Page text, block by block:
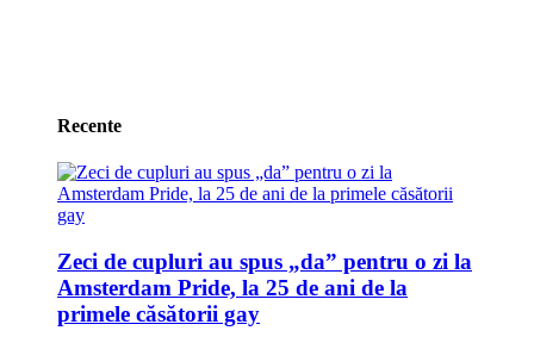
Recente
Zeci de cupluri au spus „da” pentru o zi la
Amsterdam Pride, la 25 de ani de la
primele căsătorii gay